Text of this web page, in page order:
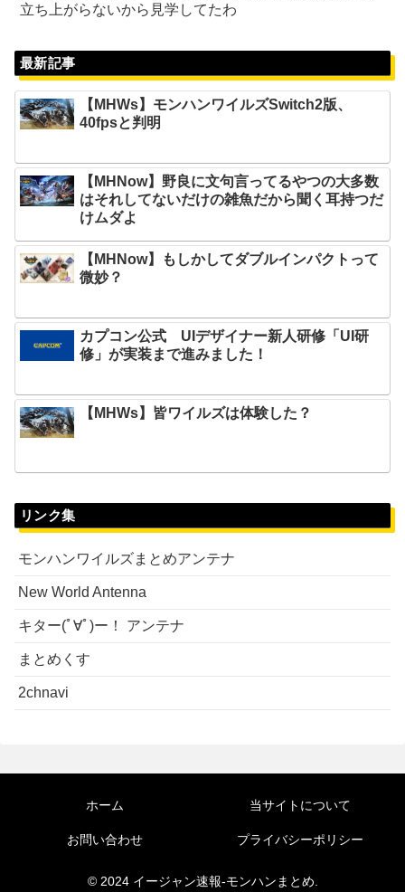
立ち上がらないから見学してたわ
最新記事
【MHWs】モンハンワイルズSwitch2版、
40fpsと判明
【MHNow】野良に文句言ってるやつの大多数
はそれしてないだけの雑魚だから聞く耳持つだ
けムダよ
【MHNow】もしかしてダブルインパクトって
微妙？
カプコン公式 UIデザイナー新人研修「UI研
修」が実装まで進みました！
【MHWs】皆ワイルズは体験した？
リンク集
モンハンワイルズまとめアンテナ
New World Antenna
キター(ﾟ∀ﾟ)ー！ アンテナ
まとめくす
2chnavi
ホーム 当サイトについて
お問い合わせ プライバシーポリシー
© 2024 イージャン速報-モンハンまとめ.